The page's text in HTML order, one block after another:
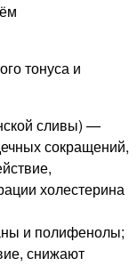
тонуса и
сливы) —
сокращений,
холестерина
и полифенолы;
снижают